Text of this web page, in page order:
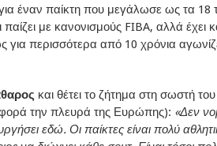
έναν παίκτη που μεγάλωσε ως τα 18
με κανονισμούς FIBA, αλλά έχει
περισσότερα από 10 χρόνια
και θέτει το ζήτημα στη σωστή
την πλευρά της Ευρώπης): «Δεν
εδώ. Οι παίκτες είναι πολύ